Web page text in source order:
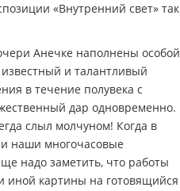
«Внутренний свет» так
Анечке наполнены особой
и талантливый
в течение полувека с
дар одновременно.
слыл молчуном! Когда в
наши многочасовые
надо заметить, что работы
иной картины на готовящийся